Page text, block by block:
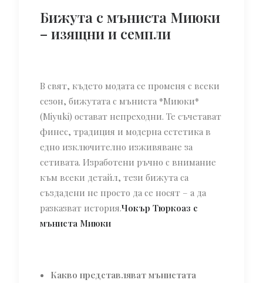
Бижута с мъниста Миюки
– изящни и семпли
В свят, където модата се променя с всеки
сезон, бижутата с мъниста *Миюки*
(Miyuki) остават непреходни. Те съчетават
финес, традиция и модерна естетика в
едно изключително изживяване за
сетивата. Изработени ръчно с внимание
към всеки детайл, тези бижута са
създадени не просто да се носят – а да
разказват история.Чокър Тюркоаз с
мъниста Миюки
Какво представляват мънистата